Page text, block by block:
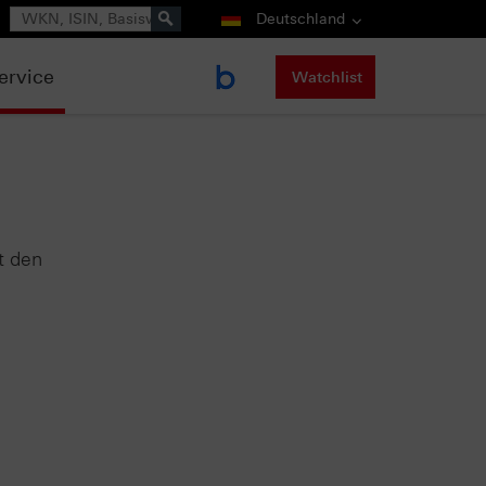
Suche Deutschland
Watchlist
den